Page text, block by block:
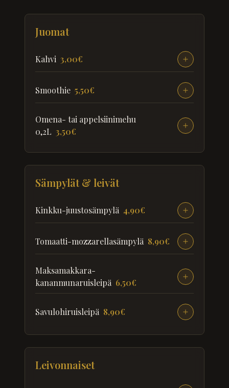
Juomat
Kahvi 3,00€
Smoothie 5,50€
Omena- tai appelsiinimehu
0,2L 3,50€
Sämpylät & leivät
Kinkku-juustosämpylä 4,90€
Tomaatti-mozzarellasämpylä 8,90€
Maksamakkara-
kananmunaruisleipä 6,50€
Savulohiruisleipä 8,90€
Leivonnaiset